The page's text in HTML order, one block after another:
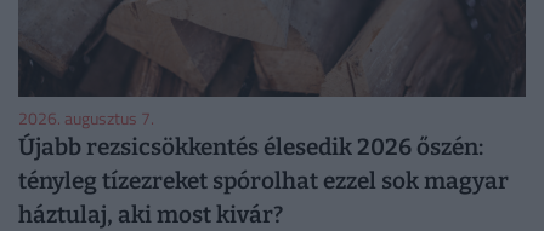
2026. augusztus 7.
Újabb rezsicsökkentés élesedik 2026 őszén:
tényleg tízezreket spórolhat ezzel sok magyar
háztulaj, aki most kivár?